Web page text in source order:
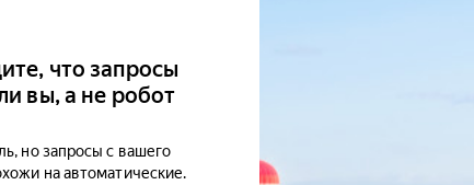
что запросы
вы, а не робот
но запросы с вашего
на автоматические.